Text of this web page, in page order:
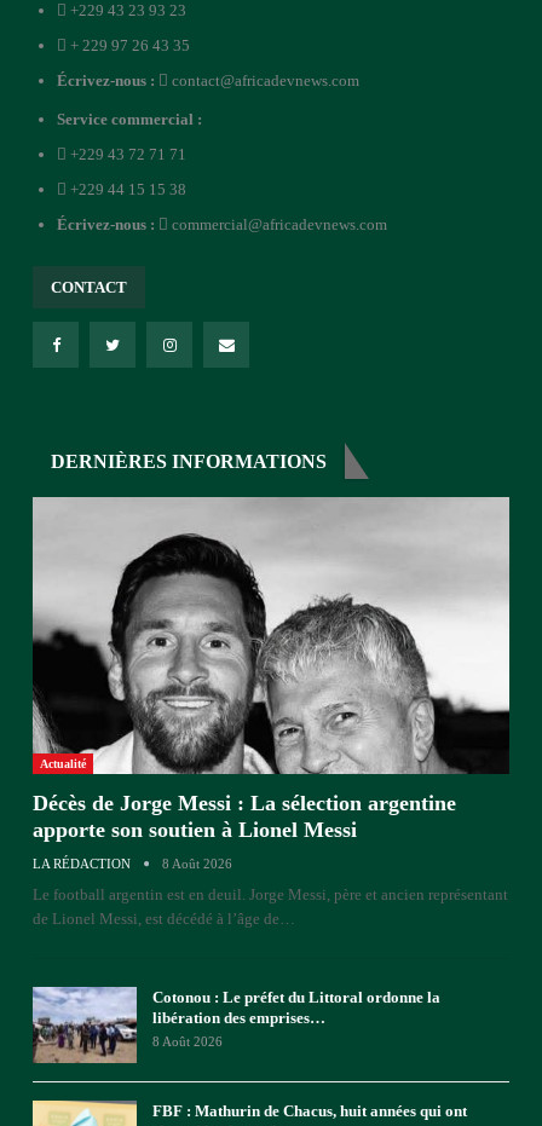
+229 43 23 93 23
+ 229 97 26 43 35
Écrivez-nous :
contact@africadevnews.com
Service commercial :
+229 43 72 71 71
+229 44 15 15 38
Écrivez-nous :
commercial@africadevnews.com
CONTACT
DERNIÈRES INFORMATIONS
Actualité
Décès de Jorge Messi : La sélection argentine
apporte son soutien à Lionel Messi
LA RÉDACTION 8 Août 2026
Le football argentin est en deuil. Jorge Messi, père et ancien représentant
de Lionel Messi, est décédé à l’âge de
Cotonou : Le préfet du Littoral ordonne la
libération des emprises…
8 Août 2026
FBF : Mathurin de Chacus, huit années qui ont